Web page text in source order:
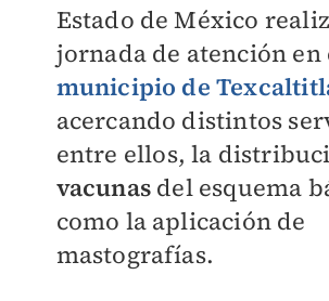
Estado de México
jornada de atención en
municipio de
acercando distintos
entre ellos, la
vacunas del esquema
como la aplicación de
mastografías.